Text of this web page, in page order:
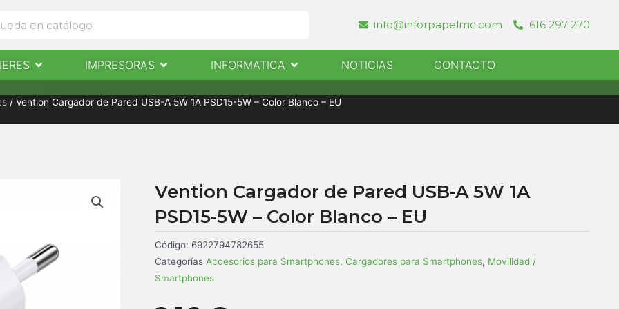
info@inforpapelmc.com 616 297 270
INFORMÁTICA NOTICIAS CONTACTO
Abrir EscaneresIMPRESORAS Abrir ImpresorasINFORMATICA Abrir InformaticaNOTICIAS CONTACTO
/ Vention Cargador de Pared USB-A 5W 1A PSD15-5W – Color Blanco – EU
Vention Cargador de Pared USB-A 5W 1A
PSD15-5W – Color Blanco – EU
Código: 6922794782655
Categorías Accesorios para Smartphones, Cargadores para Smartphones, Movilidad /
Smartphones